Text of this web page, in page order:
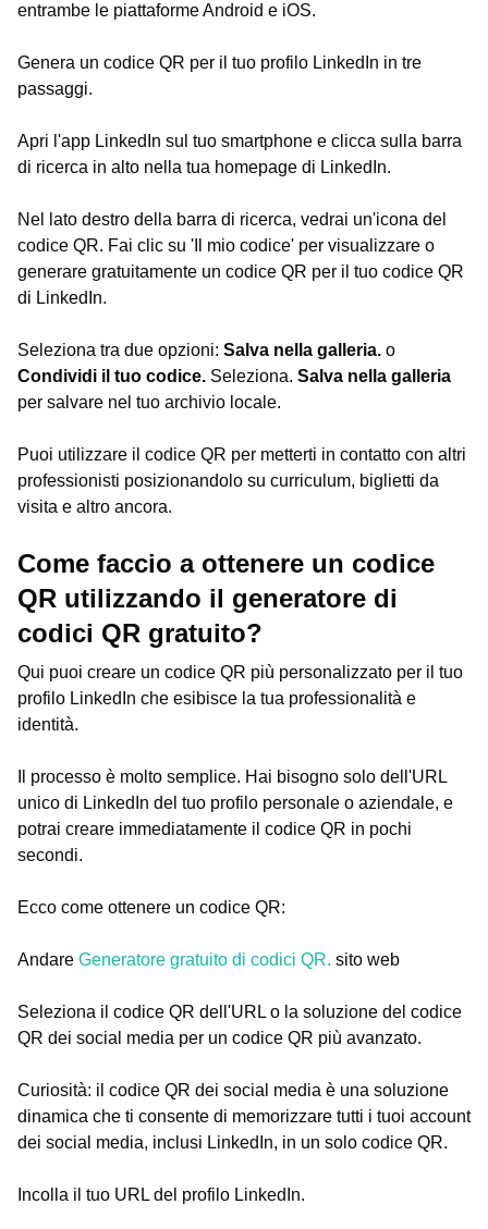
entrambe le piattaforme Android e iOS.
Genera un codice QR per il tuo profilo LinkedIn in tre
passaggi.
Apri l'app LinkedIn sul tuo smartphone e clicca sulla barra
di ricerca in alto nella tua homepage di LinkedIn.
Nel lato destro della barra di ricerca, vedrai un'icona del
codice QR. Fai clic su 'Il mio codice' per visualizzare o
generare gratuitamente un codice QR per il tuo codice QR
di LinkedIn.
Seleziona tra due opzioni: Salva nella galleria. o
Condividi il tuo codice. Seleziona. Salva nella galleria
per salvare nel tuo archivio locale.
Puoi utilizzare il codice QR per metterti in contatto con altri
professionisti posizionandolo su curriculum, biglietti da
visita e altro ancora.
Come faccio a ottenere un codice
QR utilizzando il generatore di
codici QR gratuito?
Qui puoi creare un codice QR più personalizzato per il tuo
profilo LinkedIn che esibisce la tua professionalità e
identità.
Il processo è molto semplice. Hai bisogno solo dell'URL
unico di LinkedIn del tuo profilo personale o aziendale, e
potrai creare immediatamente il codice QR in pochi
secondi.
Ecco come ottenere un codice QR:
Andare Generatore gratuito di codici QR. sito web
Seleziona il codice QR dell'URL o la soluzione del codice
QR dei social media per un codice QR più avanzato.
Curiosità: il codice QR dei social media è una soluzione
dinamica che ti consente di memorizzare tutti i tuoi account
dei social media, inclusi LinkedIn, in un solo codice QR.
Incolla il tuo URL del profilo LinkedIn.